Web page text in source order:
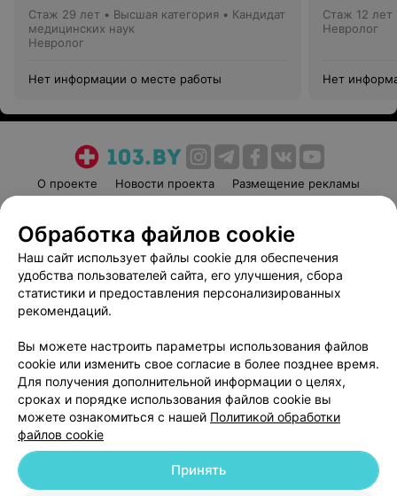
Стаж 29 лет • Высшая категория • Кандидат
медицинских наук
Невролог
Нет информации о месте работы
Стаж 12 лет
Невролог
Нет
О проекте Новости проекта
Размещение рекламы
Пользовательское соглашение
Способы оплаты
Вакансии
Партнеры
Написать руководителю 103.by
Обработка персональных данных
© 2026 ООО «Артокс Лаб», УНП 191700409
| 220012, Республика Беларусь,
Обработка файлов cookie
Наш сайт использует файлы cookie для обеспечения
удобства пользователей сайта, его улучшения, сбора
статистики и предоставления персонализированных
рекомендаций.
Вы можете настроить параметры использования файлов
cookie или изменить свое согласие в более позднее время.
Для получения дополнительной информации о целях,
сроках и порядке использования файлов cookie вы
можете ознакомиться с нашей Политикой обработки
файлов cookie
Принять